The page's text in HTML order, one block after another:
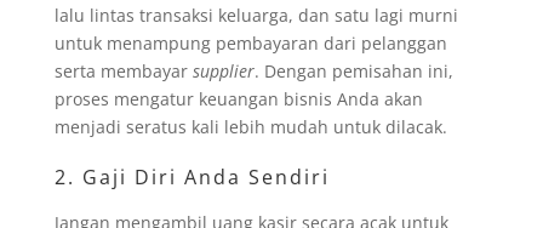
lalu lintas transaksi keluarga, dan satu lagi murni
untuk menampung pembayaran dari pelanggan
serta membayar supplier. Dengan pemisahan ini,
proses mengatur keuangan bisnis Anda akan
menjadi seratus kali lebih mudah untuk dilacak.
2. Gaji Diri Anda Sendiri
Jangan mengambil uang kasir secara acak untuk